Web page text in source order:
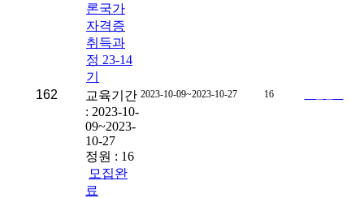
162
론국가
자격증
취득과
정 23-14
기
교육기간
: 2023-10-
09~2023-
10-27
정원 : 16
모집완
료
2023-10-09~2023-10-27 16